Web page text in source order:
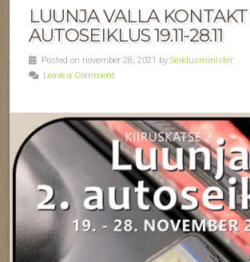
LUUNJA VALLA
AUTOSEIKLUS 19.11-28.11
Posted on november 28, 2021 by Seiklusminister
Leave a Comment